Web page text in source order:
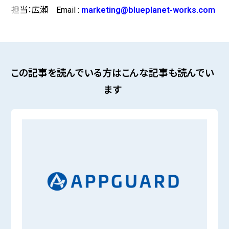
担当：広瀬 Email : marketing@blueplanet-works.com
この記事を読んでいる方はこんな記事も読んでい
ます